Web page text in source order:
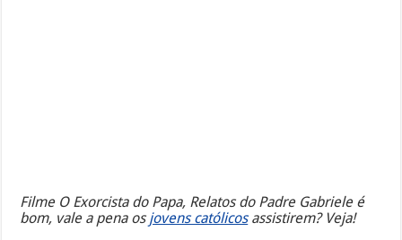
Filme O Exorcista do Papa, Relatos do Padre Gabriele é
bom, vale a pena os jovens católicosassistirem? Veja!